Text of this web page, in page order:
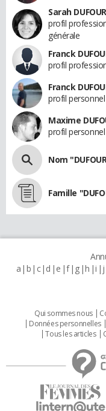
Sarah DUFOUR
profil
générale
Franck
profil
Franck
profil
Maxime
profil
Nom
Famille
a b c d e f g h i j
Qui sommes nous
Données personnelles
Tous les articles